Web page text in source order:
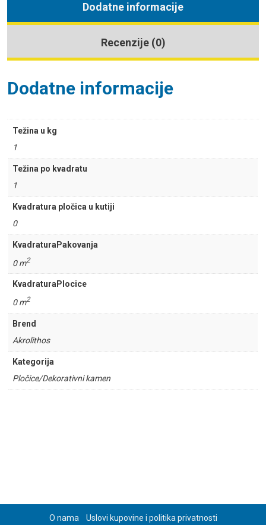
Dodatne informacije
Recenzije (0)
Dodatne informacije
Težina u kg
1
Težina po kvadratu
1
Kvadratura pločica u kutiji
0
KvadraturaPakovanja
0 m2
KvadraturaPlocice
0 m2
Brend
Akrolithos
Kategorija
Pločice/Dekorativni kamen
O nama Uslovi kupovine i politika privatnosti